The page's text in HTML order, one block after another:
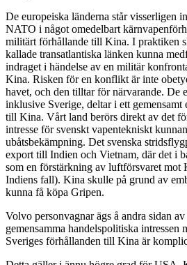
De europeiska länderna står visserligen
NATO i något omedelbart
militärt förhållande till Kina. I praktiken
kallade transatlantiska länken kunna
indraget i händelse av en militär
Kina. Risken för en konflikt är inte
havet, och den tilltar för närvarande. De
inklusive Sverige, deltar i ett
till Kina. Vårt land berörs direkt av det
intresse för svenskt vapentekniskt
ubåtsbekämpning. Det svenska
export till Indien och Vietnam, där det i
som en förstärkning av luftförsvaret mot
Indiens fall). Kina skulle på grund av
kunna få köpa Gripen.
Volvo personvagnar ägs å andra sidan
gemensamma handelspolitiska intressen
Sveriges förhållanden till Kina är